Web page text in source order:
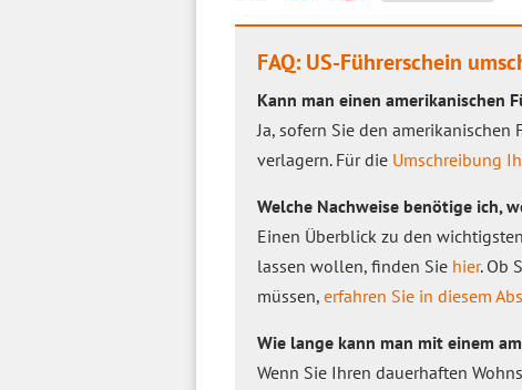
FAQ: US-Führerschein
Kann man einen amerikanischen
Ja, sofern Sie den
verlagern. Für die Umschreibung
Welche Nachweise benötige ich,
Einen Überblick zu den
lassen wollen, finden Sie hier. Ob
müssen, erfahren Sie in diesem
Wie lange kann man mit einem
Wenn Sie Ihren dauerhaften